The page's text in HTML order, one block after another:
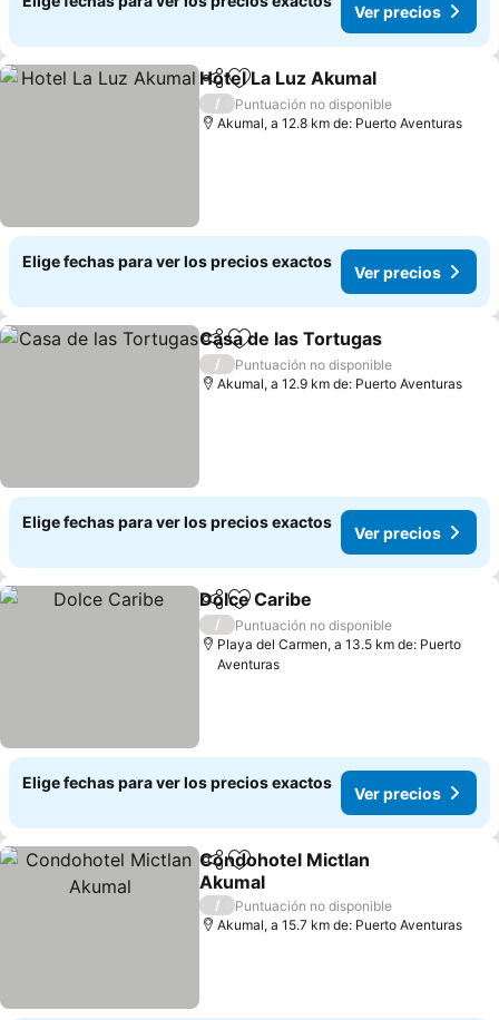
Ver precios
CompartirAgregar a favoritos
Hotel La Luz Akumal
/
Puntuación no disponible
Akumal, a 12.8 km de: Puerto Aventuras
Elige fechas para ver los precios exactos
Ver precios
CompartirAgregar a favoritos
Casa de las Tortugas
/
Puntuación no disponible
Akumal, a 12.9 km de: Puerto Aventuras
Elige fechas para ver los precios exactos
Ver precios
CompartirAgregar a favoritos
Dolce Caribe
/
Puntuación no disponible
Playa del Carmen, a 13.5 km de: Puerto
Aventuras
Elige fechas para ver los precios exactos
Ver precios
CompartirAgregar a favoritos
Condohotel Mictlan
Akumal
Ver precios
/
Puntuación no disponible
Akumal, a 15.7 km de: Puerto Aventuras